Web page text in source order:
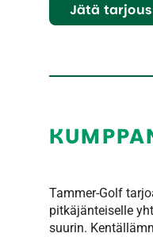
Jätä
Tammer-Golf
pitkäjänteiselle
suurin.